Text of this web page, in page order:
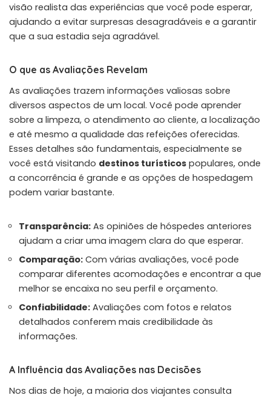
visão realista das experiências que você pode esperar,
ajudando a evitar surpresas desagradáveis e a garantir
que a sua estadia seja agradável.
O que as Avaliações Revelam
As avaliações trazem informações valiosas sobre
diversos aspectos de um local. Você pode aprender
sobre a limpeza, o atendimento ao cliente, a localização
e até mesmo a qualidade das refeições oferecidas.
Esses detalhes são fundamentais, especialmente se
você está visitando destinos turísticos populares, onde
a concorrência é grande e as opções de hospedagem
podem variar bastante.
Transparência: As opiniões de hóspedes anteriores
ajudam a criar uma imagem clara do que esperar.
Comparação: Com várias avaliações, você pode
comparar diferentes acomodações e encontrar a que
melhor se encaixa no seu perfil e orçamento.
Confiabilidade: Avaliações com fotos e relatos
detalhados conferem mais credibilidade às
informações.
A Influência das Avaliações nas Decisões
Nos dias de hoje, a maioria dos viajantes consulta